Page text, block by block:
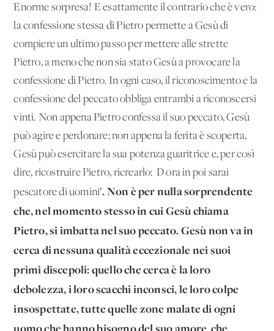
Enorme sorpresa! E esattamente il contrario che è vero:
la confessione stessa di Pietro permette a Gesù di
compiere un ul­timo passo per mettere alle strette
Pietro, a meno che non sia stato Gesù a provocare la
confessione di Pietro. In ogni caso, il riconoscimento e la
confessione del peccato obbliga entrambi a riconoscersi
vinti. Non appena Pietro confessa il suo peccato, Gesù
può agire e perdonare; non appena la ferita è scoperta,
Gesù può esercitare la sua potenza guaritrice e, per così
dire, ricostruire Pietro, ricrearlo: 'D'ora in poi sarai
pescatore di uomini'. Non è per nulla sorprendente
che, nel momento stesso in cui Gesù chiama
Pietro, si imbatta nel suo peccato. Gesù non va in
cerca di nessuna qualità eccezionale nei suoi
primi discepoli: quello che cerca è la loro
debolezza, i loro scacchi inconsci, le loro col­pe
insospettate, tutte quelle zone malate di ogni